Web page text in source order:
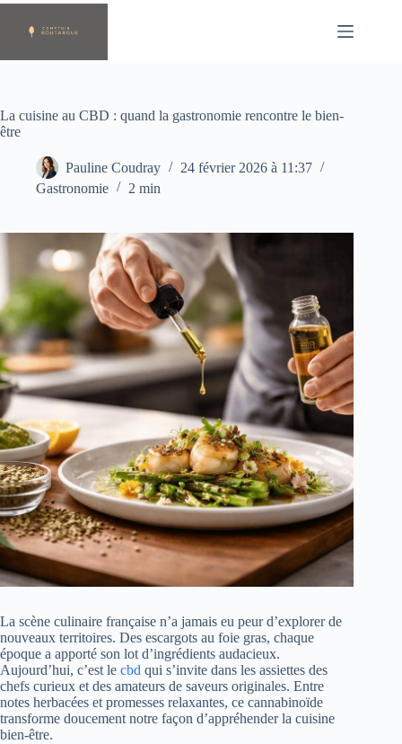
Passer
contenu
La cuisine au CBD : quand la gastronomie rencontre le bien-
être
Pauline Coudray
24 février 2026 à 11:37
Gastronomie
2 min
La scène culinaire française n’a jamais eu peur d’explorer de
nouveaux territoires. Des escargots au foie gras, chaque
époque a apporté son lot d’ingrédients audacieux.
Aujourd’hui, c’est le cbd qui s’invite dans les assiettes des
chefs curieux et des amateurs de saveurs originales. Entre
notes herbacées et promesses relaxantes, ce cannabinoïde
transforme doucement notre façon d’appréhender la cuisine
bien-être.